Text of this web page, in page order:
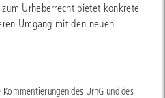
Urheberrecht bietet konkrete
Umgang mit den neuen
des UrhG und des